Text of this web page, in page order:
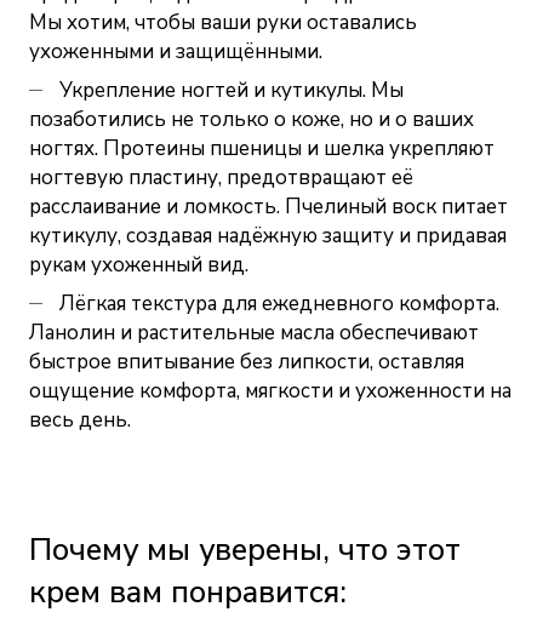
Мы хотим, чтобы ваши руки оставались
ухоженными и защищёнными.
Укрепление ногтей и кутикулы. Мы
позаботились не только о коже, но и о ваших
ногтях. Протеины пшеницы и шелка укрепляют
ногтевую пластину, предотвращают её
расслаивание и ломкость. Пчелиный воск питает
кутикулу, создавая надёжную защиту и придавая
рукам ухоженный вид.
Лёгкая текстура для ежедневного комфорта.
Ланолин и растительные масла обеспечивают
быстрое впитывание без липкости, оставляя
ощущение комфорта, мягкости и ухоженности на
весь день.
Почему мы уверены, что этот
крем вам понравится: